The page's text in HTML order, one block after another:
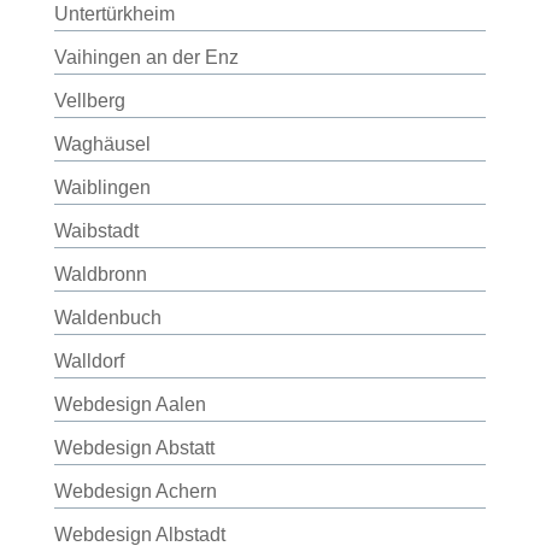
Untertürkheim
Vaihingen an der Enz
Vellberg
Waghäusel
Waiblingen
Waibstadt
Waldbronn
Waldenbuch
Walldorf
Webdesign Aalen
Webdesign Abstatt
Webdesign Achern
Webdesign Albstadt